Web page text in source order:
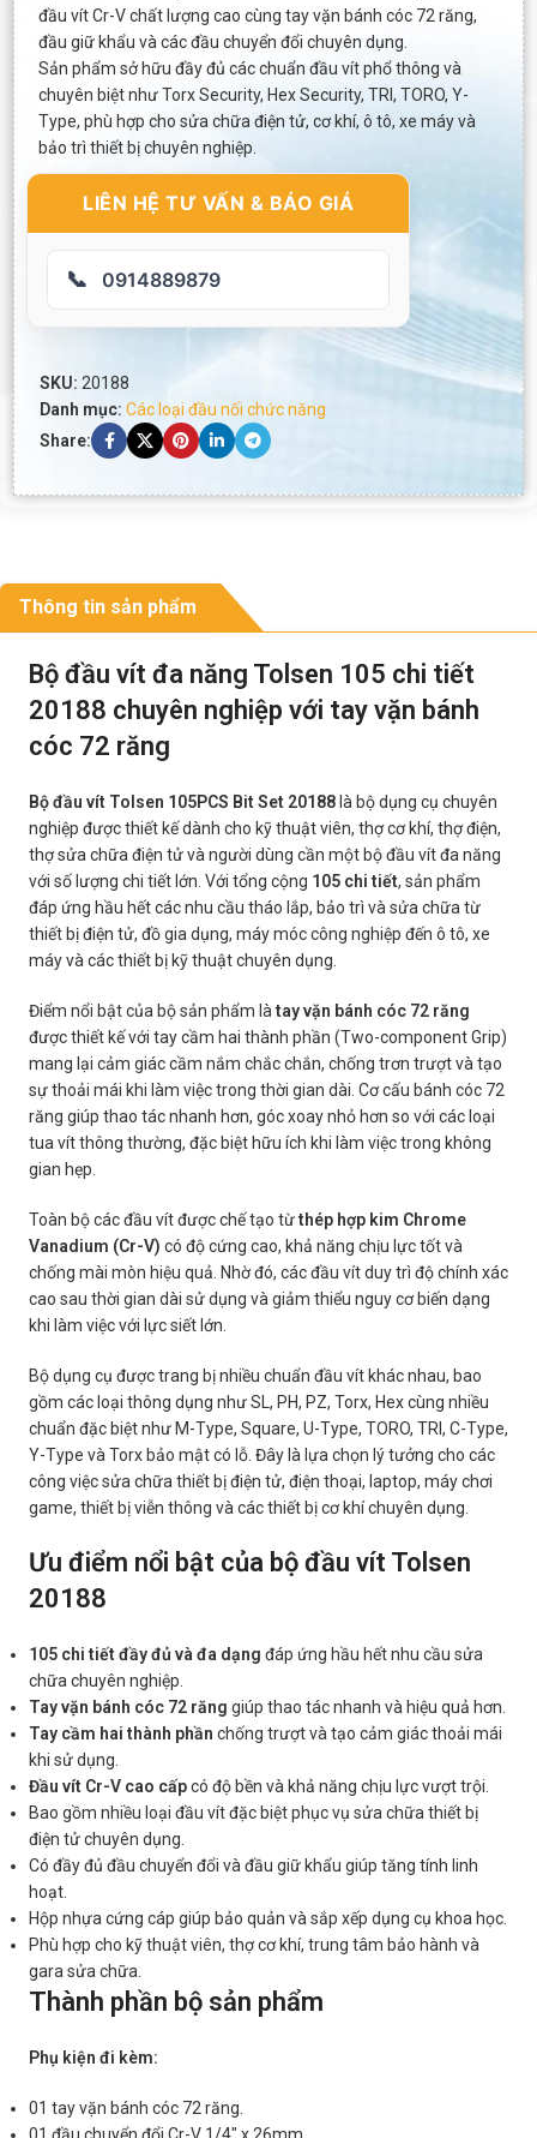
đầu vít Cr-V chất lượng cao cùng tay vặn bánh cóc 72 răng,
đầu giữ khẩu và các đầu chuyển đổi chuyên dụng.
Sản phẩm sở hữu đầy đủ các chuẩn đầu vít phổ thông và
chuyên biệt như Torx Security, Hex Security, TRI, TORO, Y-
Type, phù hợp cho sửa chữa điện tử, cơ khí, ô tô, xe máy và
bảo trì thiết bị chuyên nghiệp.
LIÊN HỆ TƯ VẤN & BÁO GIÁ
📞 0914889879
SKU: 20188
Danh mục: Các loại đầu nối chức năng
Share:
Thông tin sản phẩm
Bộ đầu vít đa năng Tolsen 105 chi tiết
20188 chuyên nghiệp với tay vặn bánh
cóc 72 răng
Bộ đầu vít Tolsen 105PCS Bit Set 20188 là bộ dụng cụ chuyên
nghiệp được thiết kế dành cho kỹ thuật viên, thợ cơ khí, thợ điện,
thợ sửa chữa điện tử và người dùng cần một bộ đầu vít đa năng
với số lượng chi tiết lớn. Với tổng cộng 105 chi tiết, sản phẩm
đáp ứng hầu hết các nhu cầu tháo lắp, bảo trì và sửa chữa từ
thiết bị điện tử, đồ gia dụng, máy móc công nghiệp đến ô tô, xe
máy và các thiết bị kỹ thuật chuyên dụng.
Điểm nổi bật của bộ sản phẩm làtay vặn bánh cóc 72 răng
được thiết kế với tay cầm hai thành phần (Two-component Grip)
mang lại cảm giác cầm nắm chắc chắn, chống trơn trượt và tạo
sự thoải mái khi làm việc trong thời gian dài. Cơ cấu bánh cóc 72
răng giúp thao tác nhanh hơn, góc xoay nhỏ hơn so với các loại
tua vít thông thường, đặc biệt hữu ích khi làm việc trong không
gian hẹp.
Toàn bộ các đầu vít được chế tạo từthép hợp kim Chrome
Vanadium (Cr-V) có độ cứng cao, khả năng chịu lực tốt và
chống mài mòn hiệu quả. Nhờ đó, các đầu vít duy trì độ chính xác
cao sau thời gian dài sử dụng và giảm thiểu nguy cơ biến dạng
khi làm việc với lực siết lớn.
Bộ dụng cụ được trang bị nhiều chuẩn đầu vít khác nhau, bao
gồm các loại thông dụng như SL, PH, PZ, Torx, Hex cùng nhiều
chuẩn đặc biệt như M-Type, Square, U-Type, TORO, TRI, C-Type,
Y-Type và Torx bảo mật có lỗ. Đây là lựa chọn lý tưởng cho các
công việc sửa chữa thiết bị điện tử, điện thoại, laptop, máy chơi
game, thiết bị viễn thông và các thiết bị cơ khí chuyên dụng.
Ưu điểm nổi bật của bộ đầu vít Tolsen
20188
105 chi tiết đầy đủ và đa dạng đáp ứng hầu hết nhu cầu sửa
chữa chuyên nghiệp.
Tay vặn bánh cóc 72 răng giúp thao tác nhanh và hiệu quả hơn.
Tay cầm hai thành phần chống trượt và tạo cảm giác thoải mái
khi sử dụng.
Đầu vít Cr-V cao cấpcó độ bền và khả năng chịu lực vượt trội.
Bao gồm nhiều loại đầu vít đặc biệt phục vụ sửa chữa thiết bị
điện tử chuyên dụng.
Có đầy đủ đầu chuyển đổi và đầu giữ khẩu giúp tăng tính linh
hoạt.
Hộp nhựa cứng cáp giúp bảo quản và sắp xếp dụng cụ khoa học.
Phù hợp cho kỹ thuật viên, thợ cơ khí, trung tâm bảo hành và
gara sửa chữa.
Thành phần bộ sản phẩm
Phụ kiện đi kèm:
01 tay vặn bánh cóc 72 răng.